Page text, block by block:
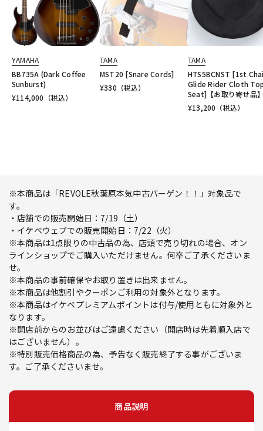
YAMAHA
BB735A (Dark Coffee
Sunburst)
¥114,000 （税込）
TAMA
MST20 [Snare Cords]
¥330 （税込）
TAMA
HTS5BCNST [1st
Glide Rider Cloth
Seat]【お取り寄せ品
¥13,200 （税込）
※本商品は「REVOLE秋葉原本気中古バーゲン！！」対象品で
す。
・店舗での販売開始日：7/19（土）
・イケベウェブでの販売開始日：7/22（火）
※本商品は1点限りの中古品の為、店頭で売り切れの場合、オン
ラインショップでご購入いただけません。何卒ご了承くださいま
せ。
※本商品の事前確保やお取り置きは出来ません。
※本商品は他割引やクーポンご利用の対象外となります。
※本商品はイケベプレミアムポイントは付与/使用ともに対象外と
なります。
※開店前からのお並びはご遠慮ください（開店時は先着順入店で
はございません）。
※特別販売価格商品の為、予告なく販売終了する事がございま
す。ご了承くださいませ。
商品説明